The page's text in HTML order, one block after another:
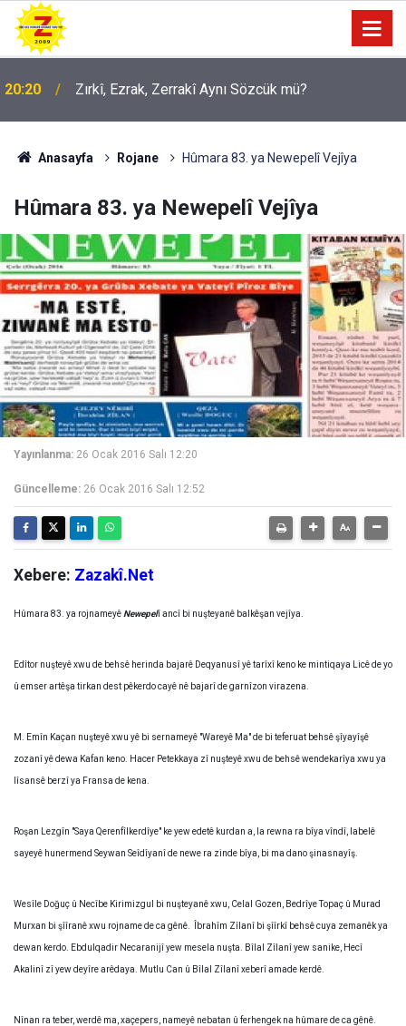
20:20 Zırkî, Ezrak, Zerrakî Aynı Sözcük mü?
Anasayfa Rojane Hûmara 83. ya Newepelî Vejîya
Hûmara 83. ya Newepelî Vejîya
Yayınlanma: 26 Ocak 2016 Salı 12:20
Güncelleme: 26 Ocak 2016 Salı 12:52
Xebere: Zazakî.Net
Hûmara 83. ya rojnameyê Newepelî ancî bi nuşteyanê balkêşan vejîya.
Edîtor nuşteyê xwu de behsê herinda bajarê Deqyanusî yê tarîxî keno ke mintiqaya Licê de yo
û emser artêşa tirkan dest pêkerdo cayê nê bajarî de garnîzon virazena.
M. Emîn Kaçan nuşteyê xwu yê bi sernameyê "Wareyê Ma" de bi teferuat behsê şîyayîşê
zozanî yê dewa Kafan keno. Hacer Petekkaya zî nuşteyê xwu de behsê wendekarîya xwu ya
lîsansê berzî ya Fransa de kena.
Roşan Lezgîn "Saya Qerenfîlkerdîye" ke yew edetê kurdan a, la rewna ra bîya vîndî, labelê
sayeyê hunermend Seywan Seîdîyanî de newe ra zinde bîya, bi ma dano şinasnayîş.
Wesîle Doğuç û Necîbe Kirimizgul bi nuşteyanê xwu, Celal Gozen, Bedrîye Topaç û Murad
Murxan bi şîîranê xwu rojname de ca gênê. Îbrahîm Zîlanî bi şîîrkî behsê cuya zemanêk ya
dewan kerdo. Ebdulqadir Necaranijî yew mesela nuşta. Bîlal Zîlanî yew sanike, Hecî
Akalinî zî yew deyîre arêdaya. Mutlu Can û Bîlal Zîlanî xeberî amade kerdê.
Nînan ra teber, werdê ma, xaçepers, nameyê nebatan û ferhengek na hûmare de ca gênê.